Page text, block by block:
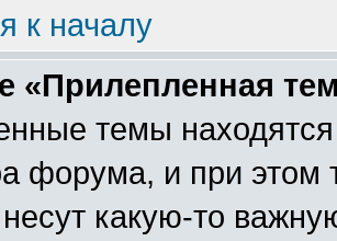
к началу
«Прилепленная
темы
форума, и при этом
какую-то